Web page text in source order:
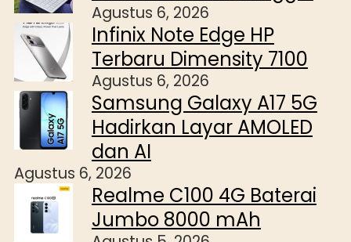
Agustus 6, 2026
Infinix Note Edge HP
Terbaru Dimensity 7100
Agustus 6, 2026
Samsung Galaxy A17 5G
Hadirkan Layar AMOLED
dan AI
Agustus 6, 2026
Realme C100 4G Baterai
Jumbo 8000 mAh